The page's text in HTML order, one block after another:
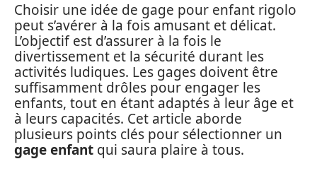
Choisir une idée de gage pour enfant rigolo
peut s’avérer à la fois amusant et délicat.
L’objectif est d’assurer à la fois le
divertissement et la sécurité durant les
activités ludiques. Les gages doivent être
suffisamment drôles pour engager les
enfants, tout en étant adaptés à leur âge et
à leurs capacités. Cet article aborde
plusieurs points clés pour sélectionner un
gage enfant qui saura plaire à tous.